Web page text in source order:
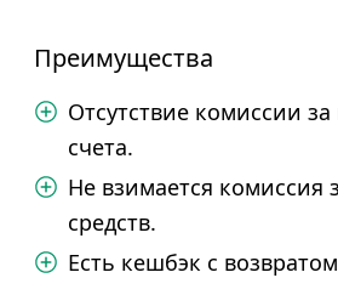
Преимущества
Отсутствие комиссии
счета.
Не взимается комиссия
средств.
Есть кешбэк с